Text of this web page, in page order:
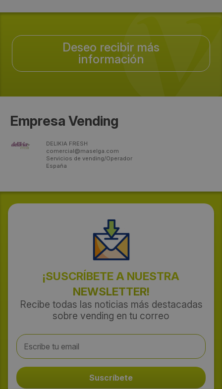
Deseo recibir más
información
Empresa Vending
DELIKIA FRESH
comercial@maselga.com
Servicios de vending/Operador
España
¡SUSCRÍBETE A NUESTRA
NEWSLETTER!
Recibe todas las noticias más destacadas
sobre vending en tu correo